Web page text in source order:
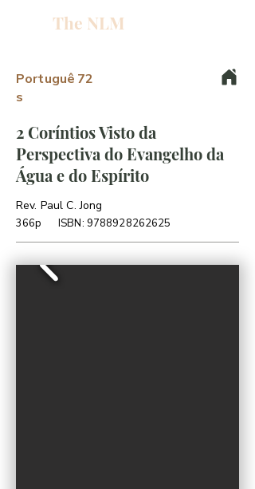
T
H
E
N
E W
The NLM
Portuguê
s
72
2 Coríntios Visto da
Perspectiva do Evangelho da
Água e do Espírito
Rev. Paul C. Jong
366p ISBN: 9788928262625